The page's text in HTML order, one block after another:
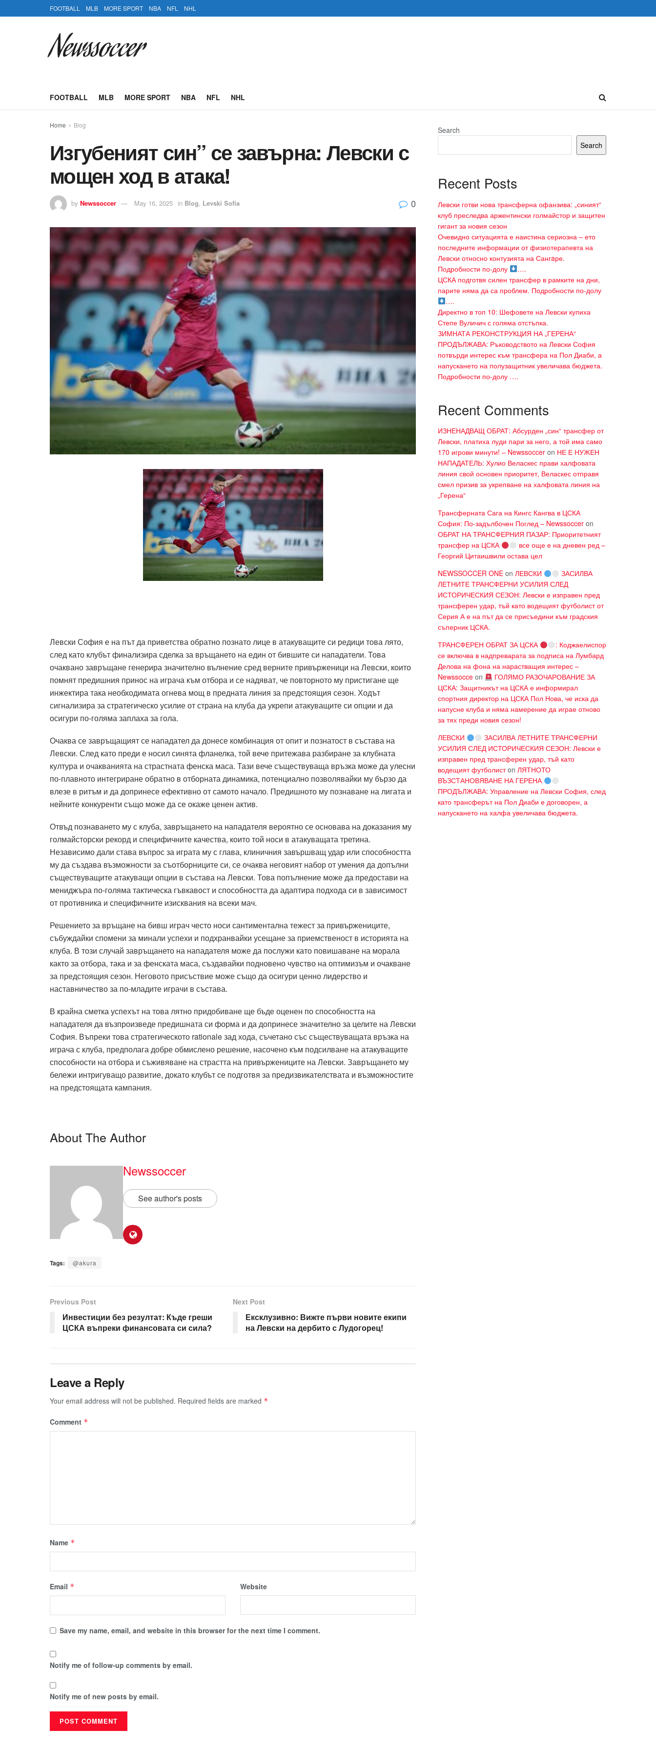
FOOTBALL MLB MORE SPORT NBA NFL NHL
Newssoccer
FOOTBALL MLB MORE SPORT NBA NFL NHL
Home Blog
Изгубеният син” се завърна: Левски с
мощен ход в атака!
by Newssoccer May 16, 2025 in Blog, Levski Sofia 0
Левски София е на път да приветства обратно познато лице в атакуващите си редици това лято,
след като клубът финализира сделка за връщането на един от бившите си нападатели. Това
очаквано завръщане генерира значително вълнение сред верните привърженици на Левски, които
помнят предишния принос на играча към отбора и се надяват, че повторното му пристигане ще
инжектира така необходимата огнева мощ в предната линия за предстоящия сезон. Ходът
сигнализира за стратегическо усилие от страна на клуба да укрепи атакуващите си опции и да
осигури по-голяма заплаха за гола.
Очаква се завръщащият се нападател да донесе комбинация от опит и познатост в състава на
Левски. След като преди е носил синята фланелка, той вече притежава разбиране за клубната
култура и очакванията на страстната фенска маса. Тази вече съществуваща връзка може да улесни
по-плавното интегриране обратно в отборната динамика, потенциално позволявайки му бързо да
влезе в ритъм и да допринесе ефективно от самото начало. Предишното му познаване на лигата и
нейните конкуренти също може да се окаже ценен актив.
Отвъд познаването му с клуба, завръщането на нападателя вероятно се основава на доказания му
голмайсторски рекорд и специфичните качества, които той носи в атакуващата третина.
Независимо дали става въпрос за играта му с глава, клиничния завършващ удар или способността
му да създава възможности за съотборниците си, се очаква неговият набор от умения да допълни
съществуващите атакуващи опции в състава на Левски. Това попълнение може да предостави на
мениджъра по-голяма тактическа гъвкавост и способността да адаптира подхода си в зависимост
от противника и специфичните изисквания на всеки мач.
Решението за връщане на бивш играч често носи сантиментална тежест за привържениците,
събуждайки спомени за минали успехи и подхранвайки усещане за приемственост в историята на
клуба. В този случай завръщането на нападателя може да послужи като повишаване на морала
както за отбора, така и за фенската маса, създавайки подновено чувство на оптимизъм и очакване
за предстоящия сезон. Неговото присъствие може също да осигури ценно лидерство и
наставничество за по-младите играчи в състава.
В крайна сметка успехът на това лятно придобиване ще бъде оценен по способността на
нападателя да възпроизведе предишната си форма и да допринесе значително за целите на Левски
София. Въпреки това стратегическото rationale зад хода, съчетано със съществуващата връзка на
играча с клуба, предполага добре обмислено решение, насочено към подсилване на атакуващите
способности на отбора и съживяване на страстта на привържениците на Левски. Завръщането му
бележи интригуващо развитие, докато клубът се подготвя за предизвикателствата и възможностите
на предстоящата кампания.
About The Author
Newssoccer
See author's posts
Tags: @akura
Previous Post
Инвестиции без резултат: Къде греши
ЦСКА въпреки финансовата си сила?
Next Post
Ексклузивно: Вижте първи новите екипи
на Левски на дербито с Лудогорец!
Leave a Reply
Your email address will not be published. Required fields are marked *
Comment *
Name *
Email * Website
Save my name, email, and website in this browser for the next time I comment.
Notify me of follow-up comments by email.
Notify me of new posts by email.
Search
Search
Recent Posts
Левски готви нова трансферна офанзива: „синият“
клуб преследва аржентински голмайстор и защитен
гигант за новия сезон
Очевидно ситуацията е наистина сериозна – ето
последните информации от физиотерапевта на
Левски относно контузията на Сангaре.
Подробности по-долу
….
ЦСКА подготвя силен трансфер в рамките на дни,
парите няма да са проблем. Подробности по-долу
….
Директно в топ 10: Шефовете на Левски купиха
Степе Вуличич с голяма отстъпка.
ЗИМНАТА РЕКОНСТРУКЦИЯ НА „ГЕРЕНА“
ПРОДЪЛЖАВА: Ръководството на Левски София
потвърди интерес към трансфера на Пол Диаби, а
напускането на полузащитник увеличава бюджета.
Подробности по-долу ….
Recent Comments
ИЗНЕНАДВАЩ ОБРАТ: Абсурден „син“ трансфер от
Левски, платиха луди пари за него, а той има само
170 игрови минути! – Newssoccer on НЕ Е НУЖЕН
НАПАДАТЕЛЬ: Хулио Веласкес прави халфовата
линия свой основен приоритет, Веласкес отправя
смел призив за укрепване на халфовата линия на
„Герена“
Трансферната Сага на Кингс Кангва в ЦСКА
София: По-задълбочен Поглед – Newssoccer on
ОБРАТ НА ТРАНСФЕРНИЯ ПАЗАР: Приоритетният
трансфер на ЦСКА
все още е на дневен ред –
Георгий Цитаишвили остава цел
NEWSSOCCER ONE on ЛЕВСКИ
ЗАСИЛВА
ЛЕТНИТЕ ТРАНСФЕРНИ УСИЛИЯ СЛЕД
ИСТОРИЧЕСКИЯ СЕЗОН: Левски е изправен пред
трансферен удар, тъй като водещият футболист от
Серия А е на път да се присъедини към градския
съперник ЦСКА.
ТРАНСФЕРЕН ОБРАТ ЗА ЦСКА
: Коджаелиспор
се включва в надпреварата за подписа на Лумбард
Делова на фона на нарастващия интерес –
Newssocce on
ГОЛЯМО РАЗОЧАРОВАНИЕ ЗА
ЦСКА: Защитникът на ЦСКА е информирал
спортния директор на ЦСКА Пол Нова, че иска да
напусне клуба и няма намерение да играе отново
за тях преди новия сезон!
ЛЕВСКИ
ЗАСИЛВА ЛЕТНИТЕ ТРАНСФЕРНИ
УСИЛИЯ СЛЕД ИСТОРИЧЕСКИЯ СЕЗОН: Левски е
изправен пред трансферен удар, тъй като
водещият футболистon ЛЯТНОТО
ВЪЗСТАНОВЯВАНЕ НА ГЕРЕНА
ПРОДЪЛЖАВА: Управление на Левски София, след
като трансферът на Пол Диаби е договорен, а
напускането на халфа увеличава бюджета.